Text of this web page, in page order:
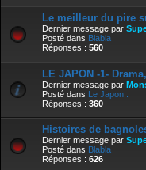
Le meilleur du pire
Dernier message par
Posté dans Blabla
Réponses : 560
LE JAPON -1-
Dernier message par
Posté dans Le Japon :
Réponses : 360
Histoires de
Dernier message par
Posté dans Blabla
Réponses : 626